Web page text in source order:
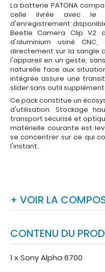
La batterie PATONA
celle livrée avec le
d'enregistrement
Beetle Camera Clip V2
d'aluminium usiné
directement sur la sangle
l'appareil en un geste,
naturelle face aux
intégrée assure une
slider sans outil
Ce pack constitue un
d'utilisation. Stockage
transport sécurisé et
matérielle courante est
se concentrer sur ce qui
l'instant.
+ VOIR LA
CONTENU DU
1 x Sony Alpha 6700